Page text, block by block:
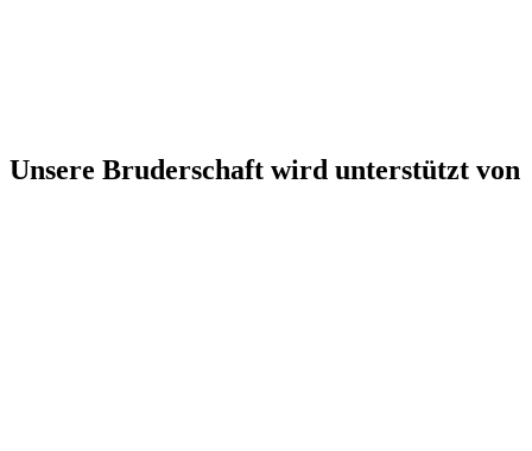
Unsere Bruderschaft wird unterstützt von